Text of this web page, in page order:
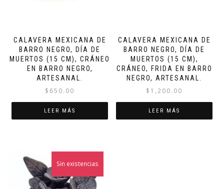
CALAVERA MEXICANA DE
BARRO NEGRO, DÍA DE
MUERTOS (15 CM), CRÁNEO
EN BARRO NEGRO,
ARTESANAL.
$ 650.00
LEER MÁS
CALAVERA MEXICANA DE
BARRO NEGRO, DÍA DE
MUERTOS (15 CM),
CRÁNEO, FRIDA EN BARRO
NEGRO, ARTESANAL.
$ 1,200.00
LEER MÁS
Sin existencias